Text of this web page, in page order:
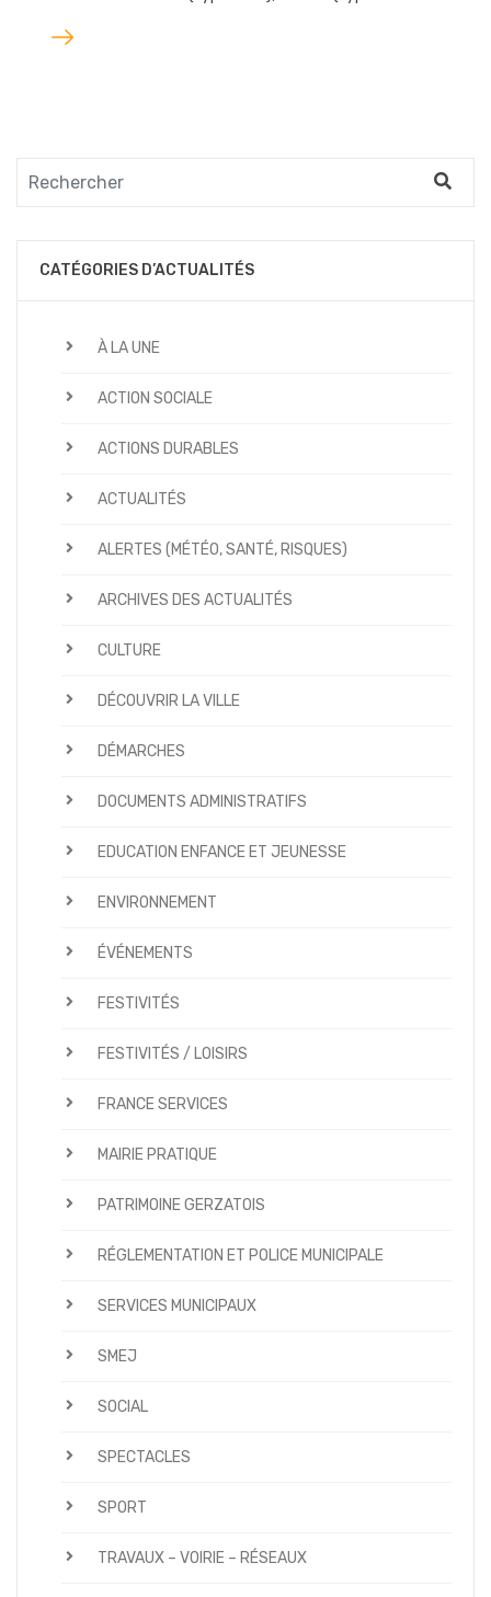
Lire
l'article
CATÉGORIES D’ACTUALITÉS
À LA UNE
ACTION SOCIALE
ACTIONS DURABLES
ACTUALITÉS
ALERTES (MÉTÉO, SANTÉ, RISQUES)
ARCHIVES DES ACTUALITÉS
CULTURE
DÉCOUVRIR LA VILLE
DÉMARCHES
DOCUMENTS ADMINISTRATIFS
EDUCATION ENFANCE ET JEUNESSE
ENVIRONNEMENT
ÉVÉNEMENTS
FESTIVITÉS
FESTIVITÉS / LOISIRS
FRANCE SERVICES
MAIRIE PRATIQUE
PATRIMOINE GERZATOIS
RÉGLEMENTATION ET POLICE MUNICIPALE
SERVICES MUNICIPAUX
SMEJ
SOCIAL
SPECTACLES
SPORT
TRAVAUX – VOIRIE – RÉSEAUX